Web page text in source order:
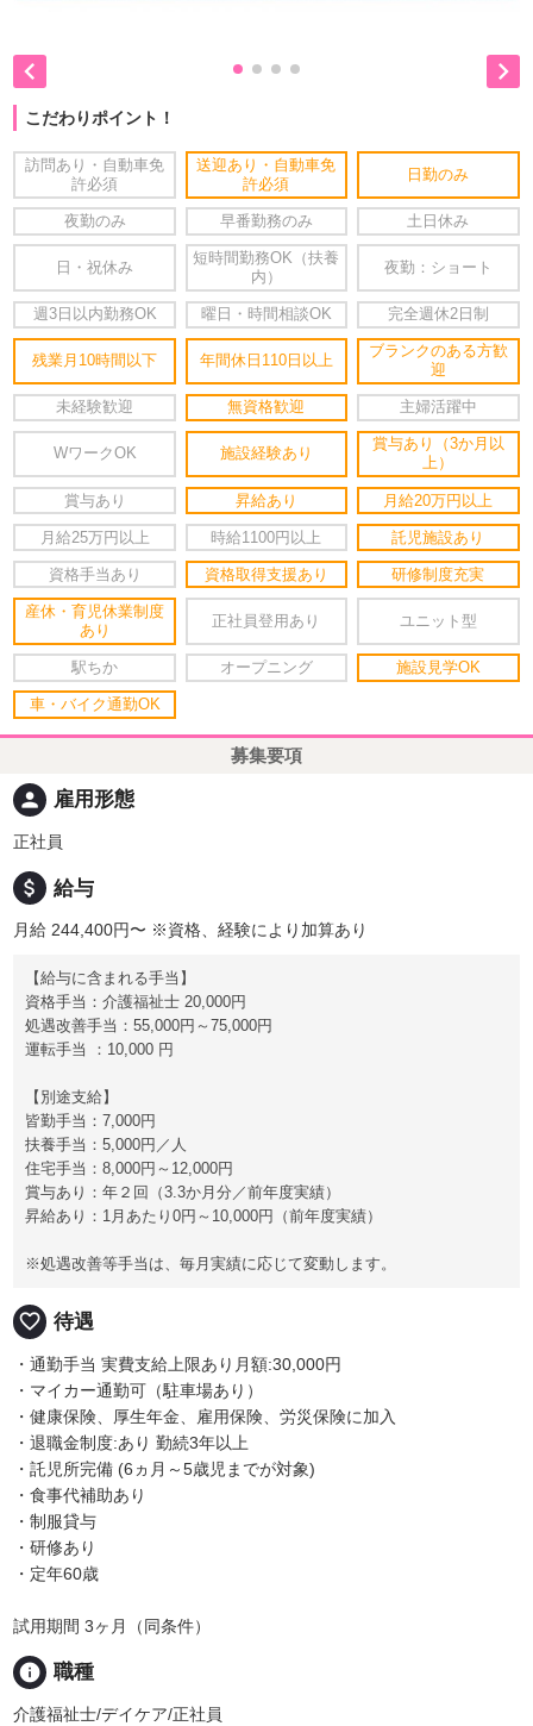
 
こだわりポイント！
訪問あり・自動車免
許必須
送迎あり・自動車免
許必須
日勤のみ
夜勤のみ 早番勤務のみ 土日休み
日・祝休み
短時間勤務OK（扶養
内）
夜勤：ショート
週3日以内勤務OK 曜日・時間相談OK 完全週休2日制
残業月10時間以下 年間休日110日以上
ブランクのある方歓
迎
未経験歓迎 無資格歓迎 主婦活躍中
WワークOK 施設経験あり
賞与あり（3か月以
上）
賞与あり 昇給あり 月給20万円以上
月給25万円以上 時給1100円以上 託児施設あり
資格手当あり 資格取得支援あり 研修制度充実
産休・育児休業制度
あり
正社員登用あり ユニット型
駅ちか オープニング 施設見学OK
車・バイク通勤OK
募集要項
person 雇用形態
正社員
attach_money 給与
月給 244,400円〜 ※資格、経験により加算あり
【給与に含まれる手当】
資格手当：介護福祉士 20,000円
処遇改善手当：55,000円～75,000円
運転手当 ：10,000 円
【別途支給】
皆勤手当：7,000円
扶養手当：5,000円／人
住宅手当：8,000円～12,000円
賞与あり：年２回（3.3か月分／前年度実績）
昇給あり：1月あたり0円～10,000円（前年度実績）
※処遇改善等手当は、毎月実績に応じて変動します。
favorite_border 待遇
・通勤手当 実費支給上限あり月額:30,000円
・マイカー通勤可（駐車場あり）
・健康保険、厚生年金、雇用保険、労災保険に加入
・退職金制度:あり 勤続3年以上
・託児所完備 (6ヵ月～5歳児までが対象)
・食事代補助あり
・制服貸与
・研修あり
・定年60歳
試用期間 3ヶ月（同条件）
info 職種
介護福祉士/デイケア/正社員